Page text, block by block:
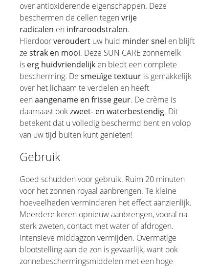
over antioxiderende eigenschappen. Deze
beschermen de cellen tegenvrije
radicalen en infraroodstralen.
Hierdoorveroudert uw huid minder snel en blijft
ze strak en mooi. Deze SUN CARE zonnemelk
is erg huidvriendelijk en biedt een complete
bescherming. De smeuïge textuur is gemakkelijk
over het lichaam te verdelen en heeft
eenaangename en frisse geur. De crème is
daarnaast ookzweet- en waterbestendig. Dit
betekent dat u volledig beschermd bent en volop
van uw tijd buiten kunt genieten!
Gebruik
Goed schudden voor gebruik. Ruim 20 minuten
voor het zonnen royaal aanbrengen. Te kleine
hoeveelheden verminderen het effect aanzienlijk.
Meerdere keren opnieuw aanbrengen, vooral na
sterk zweten, contact met water of afdrogen.
Intensieve middagzon vermijden. Overmatige
blootstelling aan de zon is gevaarlijk, want ook
zonnebeschermingsmiddelen met een hoge